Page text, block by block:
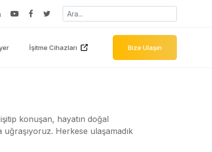
İşitme Cihazları Bize Ulaşın
konuşan, hayatın doğal
Herkese ulaşamadık